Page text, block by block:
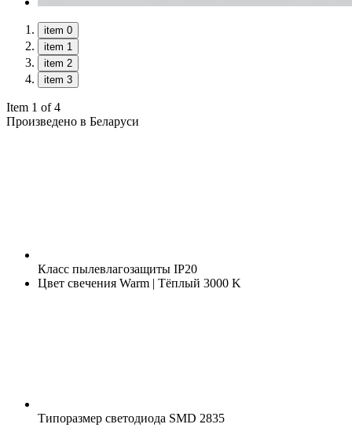
item 0
item 1
item 2
item 3
Item 1 of 4
Произведено в Беларуси
Класс пылевлагозащиты IP20
Цвет свечения Warm | Тёплый 3000 K
Типоразмер светодиода SMD 2835